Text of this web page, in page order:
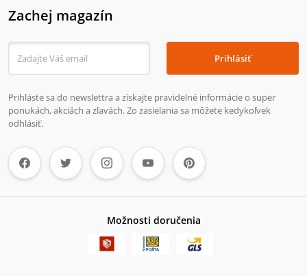
Zachej magazín
Prihlásiť
Prihláste sa do newslettra a získajte pravidelné informácie o super
ponukách, akciách a zľavách. Zo zasielania sa môžete kedykoľvek
odhlásiť.
Možnosti doručenia